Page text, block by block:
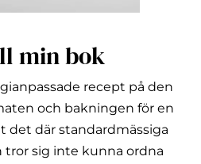
min bok
recept på den
och bakningen för en
det där standardmässiga
sig inte kunna ordna